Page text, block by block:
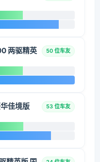
两驱精英
50 位车友
佳境版
53 位车友